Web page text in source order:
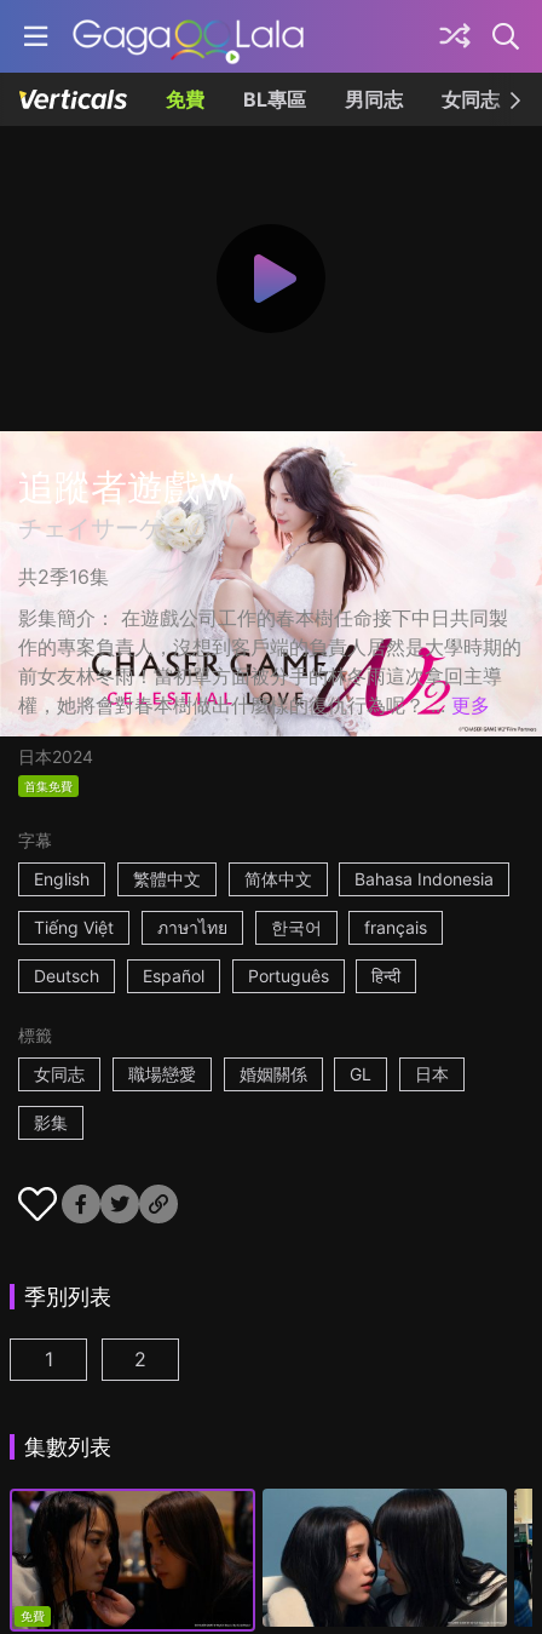
免費 BL專區 男同志 女同志
追蹤者遊戲W
チェイサーゲームW
共2季16集
影集簡介： 在遊戲公司工作的春本樹任命接下中日共同製
作的專案負責人，沒想到客戶端的負責人居然是大學時期的
前女友林冬雨！當初單方面被分手的林冬雨這次拿回主導
權，她將會對春本樹做出什麼樣的復仇行為呢？ ... 更多
日本2024
首集免費
字幕
English
繁體中文 简体中文 Bahasa Indonesia
Tiếng Việt ภาษาไทย 한국어 français
Deutsch Español Português हिन्दी
標籤
女同志
職場戀愛 婚姻關係 GL 日本
影集
季別列表
追蹤者遊戲W 職權騷擾的上司是我的前女友 第1集
1 追蹤者遊戲W2 綺麗的天女們 第1集
2
集數列表
免費